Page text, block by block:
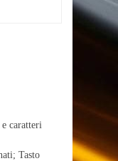
caratteri
Tasto